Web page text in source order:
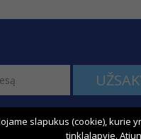
Bendraukime:
slapukus (cookie),
tinklalapyje.